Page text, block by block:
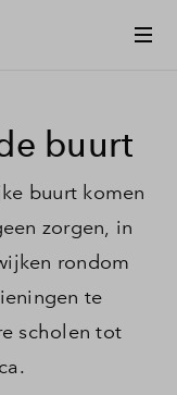
buurt
buurt komen
zorgen, in
rondom
te
scholen tot